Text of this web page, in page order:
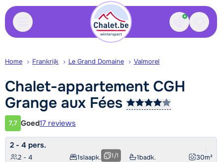
Contact
Home Frankrijk Le Grand Domaine Valmorel
Chalet-appartement CGH
Grange aux Fées
Klantwaardering
7,7 Goed17 reviews
2 - 4 pers.
2 - 4 1slaapk. 1badk. 30m²
1/1